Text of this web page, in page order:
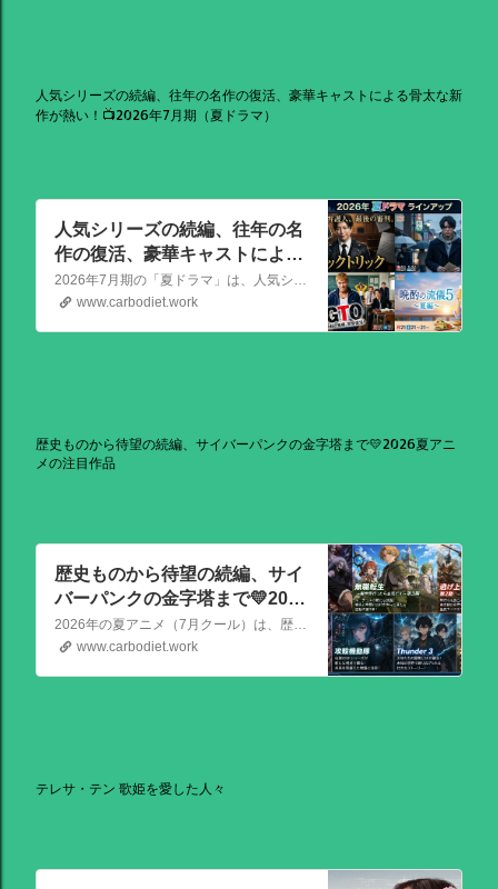
人気シリーズの続編、往年の名作の復活、豪華キャストによる骨太な新
作が熱い！📺2026年7月期（夏ドラマ）
人気シリーズの続編、往年の名
作の復活、豪華キャストによる
骨太な新作が熱い！📺2026年7
月期（夏ドラマ）
2026年7月期の「夏ドラマ」は、人気シリーズの続編から、往年の名作の復活、豪華キャストによる骨太な新作まで、かなり熱いラインアップが出そろっています！
www.carbodiet.work
歴史ものから待望の続編、サイバーパンクの金字塔まで💛2026夏アニ
メの注目作品
歴史ものから待望の続編、サイ
バーパンクの金字塔まで💛2026
夏アニメの注目作品
2026年の夏アニメ（7月クール）は、歴史ものから待望の続編、サイバーパンクの金字塔まで、かなり見ごたえのある強力なラインナップが揃っています！ その中でも特に注目を集めている話題作を、いくつか厳選してご紹介します。
www.carbodiet.work
テレサ・テン 歌姫を愛した人々